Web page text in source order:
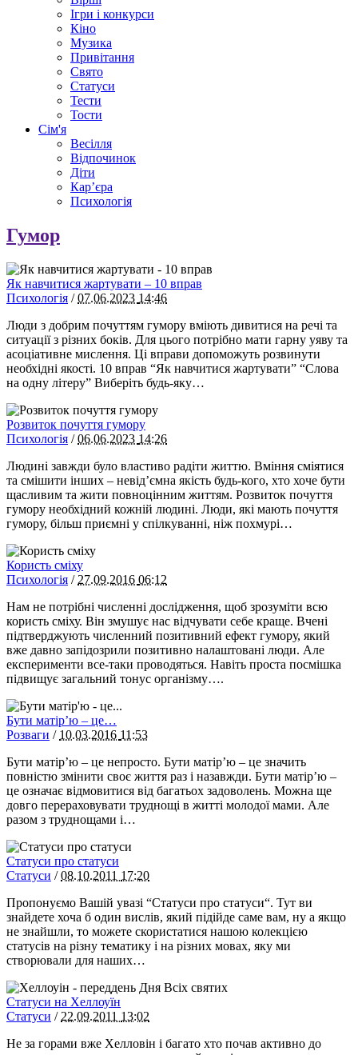
Ігри і конкурси
Кіно
Музика
Привітання
Свято
Статуси
Тести
Тости
Сім'я
Весілля
Відпочинок
Діти
Кар’єра
Психологія
Гумор
Як навчитися жартувати – 10 вправ
Психологія /07.06.2023 14:46
Люди з добрим почуттям гумору вміють дивитися на речі та
ситуації з різних боків. Для цього потрібно мати гарну уяву та
асоціативне мислення. Ці вправи допоможуть розвинути
необхідні якості. 10 вправ “Як навчитися жартувати” “Слова
на одну літеру” Виберіть будь-яку…
Розвиток почуття гумору
Психологія /06.06.2023 14:26
Людині завжди було властиво радіти життю. Вміння сміятися
та смішити інших – невід’ємна якість будь-кого, хто хоче бути
щасливим та жити повноцінним життям. Розвиток почуття
гумору необхідний кожній людині. Люди, які мають почуття
гумору, більш приємні у спілкуванні, ніж похмурі…
Користь сміху
Психологія / 27.09.2016 06:12
Нам не потрібні численні дослідження, щоб зрозуміти всю
користь сміху. Він змушує нас відчувати себе краще. Вчені
підтверджують численний позитивний ефект гумору, який
вже давно запідозрили позитивно налаштовані люди. Але
експерименти все-таки проводяться. Навіть проста посмішка
підвищує загальний тонус організму….
Бути матір’ю – це…
Розваги / 10.03.2016 11:53
Бути матір’ю – це непросто. Бути матір’ю – це значить
повністю змінити своє життя раз і назавжди. Бути матір’ю –
це означає відмовитися від багатьох задоволень. Можна ще
довго перераховувати труднощі в житті молодої мами. Але
разом з труднощами і…
Статуси про статуси
Статуси /08.10.2011 17:20
Пропонуємо Вашій увазі “Статуси про статуси“. Тут ви
знайдете хоча б один вислів, який підійде саме вам, ну а якщо
не знайшли, то можете скористатися нашою колекцією
статусів на різну тематику і на різних мовах, яку ми
створювали для наших…
Статуси на Хеллоуїн
Статуси / 22.09.2011 13:02
Не за горами вже Хелловін і багато хто почав активно до